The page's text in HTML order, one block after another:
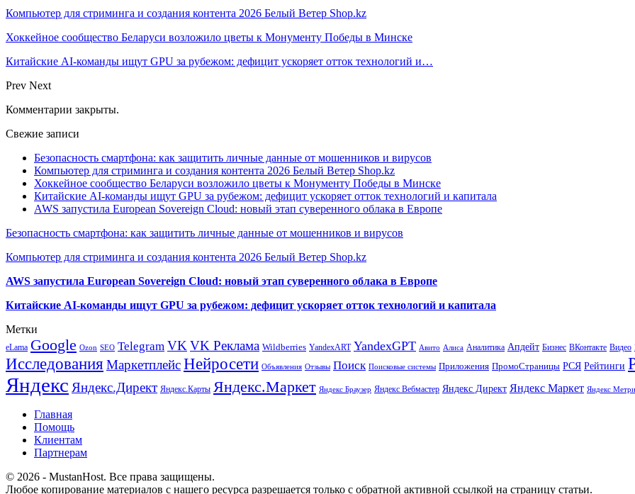
Компьютер для стриминга и создания контента 2026 Белый Ветер Shop.kz
Хоккейное сообщество Беларуси возложило цветы к Монументу Победы в Минске
Китайские AI-команды ищут GPU за рубежом: дефицит ускоряет отток технологий и…
Prev Next
Комментарии закрыты.
Свежие записи
Безопасность смартфона: как защитить личные данные от мошенников и вирусов
Компьютер для стриминга и создания контента 2026 Белый Ветер Shop.kz
Хоккейное сообщество Беларуси возложило цветы к Монументу Победы в Минске
Китайские AI-команды ищут GPU за рубежом: дефицит ускоряет отток технологий и капитала
AWS запустила European Sovereign Cloud: новый этап суверенного облака в Европе
Безопасность смартфона: как защитить личные данные от мошенников и вирусов
Компьютер для стриминга и создания контента 2026 Белый Ветер Shop.kz
AWS запустила European Sovereign Cloud: новый этап суверенного облака в Европе
Китайские AI-команды ищут GPU за рубежом: дефицит ускоряет отток технологий и капитала
Метки
eLama Google Ozon SEO Telegram VK VK Реклама Wildberries YandexART YandexGPT Авито Алиса Аналитика Апдейт Бизнес ВКонтакте Видео
Исследования МаркетплейсНейросети Объявления Отзывы Поиск Поисковые системы Приложения ПромоСтраницы РСЯ Рейтинги
Яндекс Яндекс.Директ Яндекс.Карты Яндекс.Маркет Яндекс Браузер Яндекс Вебмастер Яндекс Директ Яндекс Маркет Яндекс
Главная
Помощь
Клиентам
Партнерам
© 2026 - MustanHost. Все права защищены.
Любое копирование материалов с нашего ресурса разрешается только с обратной активной ссылкой на страницу статьи.